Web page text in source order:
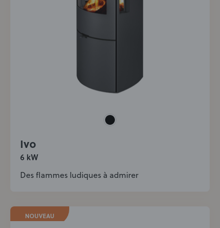
Ivo
6 kW
Des flammes ludiques à admirer
NOUVEAU